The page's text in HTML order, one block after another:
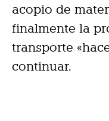
acopio de
finalmente la
transporte
continuar.